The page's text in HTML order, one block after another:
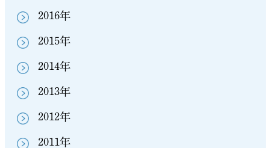
2016年
2015年
2014年
2013年
2012年
2011年